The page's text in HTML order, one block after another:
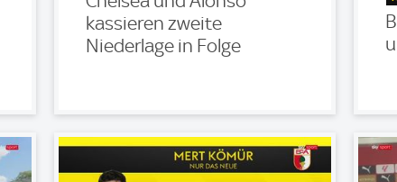
kassieren zweite
Niederlage in Folge